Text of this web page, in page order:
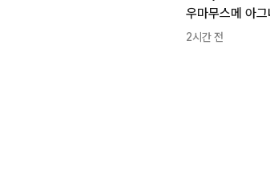
2시간 전